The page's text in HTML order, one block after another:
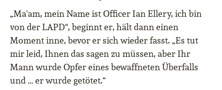
„Ma'am, mein Name ist Officer Ian Ellery, ich bin
von der LAPD“, beginnt er, hält dann einen
Moment inne, bevor er sich wieder fasst. „Es tut
mir leid, Ihnen das sagen zu müssen, aber Ihr
Mann wurde Opfer eines bewaffneten Überfalls
und … er wurde getötet.“